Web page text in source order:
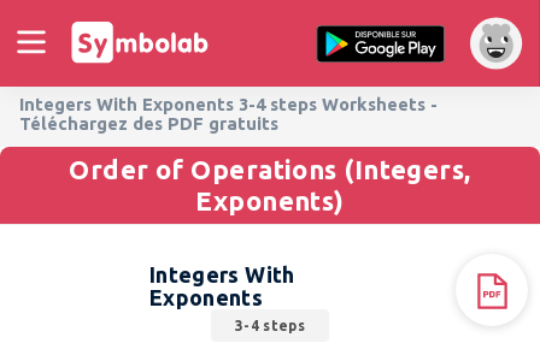
Integers With Exponents 3-4 steps Worksheets -
Téléchargez des PDF gratuits
Order of Operations (Integers,
Exponents)
Integers With
Exponents
3-4 steps